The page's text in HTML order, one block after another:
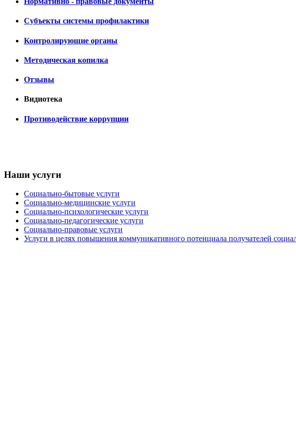
Субъекты системы профилактики
Контролирующие органы
Методическая копилка
Отзывы
Видиотека
Противодействие коррупции
Наши услуги
Социально-бытовые услуги
Социально-медицинские услуги
Социально-психологические услуги
Социально-педагогические услуги
Социально-правовые услуги
Услуги в целях повышения коммуникативного потенциала получателей